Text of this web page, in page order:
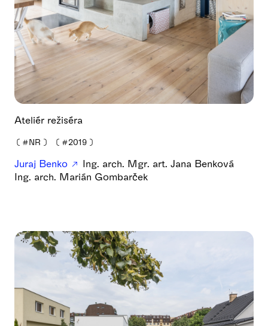
Ateliér režiséra
❪ #NR ❫ ❪ #2019 ❫
Juraj Benko
Ing. arch. Mgr. art. Jana Benková
Ing. arch. Marián Gombarček